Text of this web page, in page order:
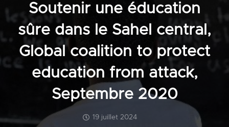
Soutenir une éducation
sûre dans le Sahel central,
Global coalition to protect
education from attack,
Septembre 2020
19 juillet 2024